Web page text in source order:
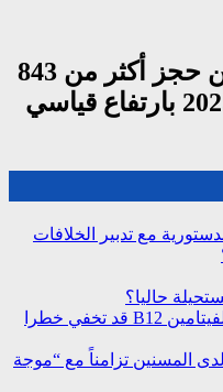
تقرير: الجمارك تتمكن من حجز أكثر من 843
ألف سيجارة مهربة في 2025 بارتفاع قياسي
مع تدبير الخلافات
حاليا؟
دراسة: المستويات “الطبيعية” لفيتامين B12 قد تخفي خطرا
المسنين تزامناً مع “موجة